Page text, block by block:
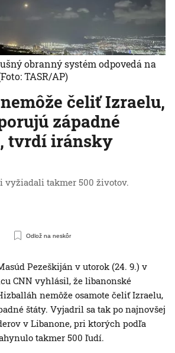
čeliť Izraelu,
západné
tvrdí iránsky
vyžiadali takmer 500 životov.
Odlož na neskôr
obranný systém odpovedá na
TASR/AP)
Pezeškiján v utorok (24. 9.) v
CNN vyhlásil, že libanonské
nemôže osamote čeliť Izraelu,
štáty. Vyjadril sa tak po najnovšej
v Libanone, pri ktorých podľa
takmer 500 ľudí.